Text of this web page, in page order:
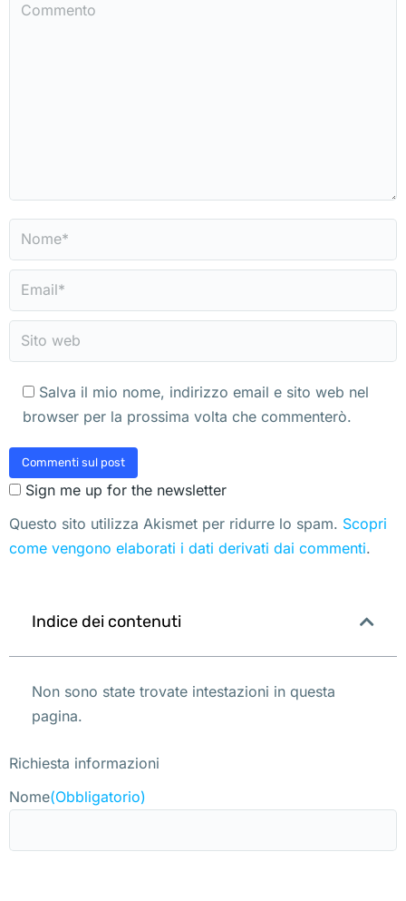
Nome *
Email *
Sito web
Salva il mio nome, indirizzo email e sito web nel
browser per la prossima volta che commenterò.
Commenti sul post
Sign me up for the newsletter
Questo sito utilizza Akismet per ridurre lo spam. Scopri
come vengono elaborati i dati derivati dai commenti.
Indice dei contenuti
Non sono state trovate intestazioni in questa
pagina.
Richiesta informazioni
Nome(Obbligatorio)